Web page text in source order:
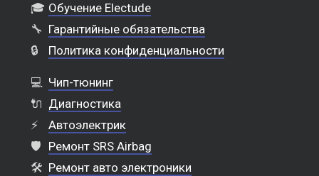
🎓 Обучение Electude
🔧 Гарантийные обязательства
🔒
Политика конфиденциальности
💻 Чип-тюнинг
🔌 Диагностика
⚡
Автоэлектрик
🛡️ Ремонт SRS Airbag
🛠️ Ремонт авто электроники